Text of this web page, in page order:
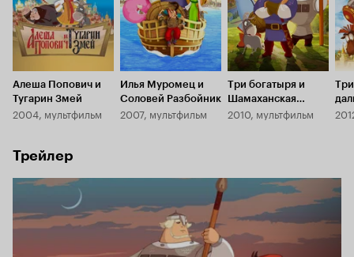
Алеша Попович и
Тугарин Змей
2004, мультфильм
Илья Муромец и
Соловей Разбойник
2007, мультфильм
Три богатыря и
Шамаханская
царица
2010, мультфильм
Трейлер